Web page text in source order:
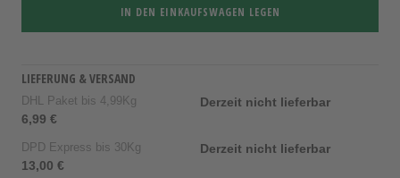
IN DEN EINKAUFSWAGEN LEGEN
LIEFERUNG & VERSAND
DHL Paket bis 4,99Kg
6,99 €
Derzeit nicht lieferbar
DPD Express bis 30Kg
13,00 €
Derzeit nicht lieferbar